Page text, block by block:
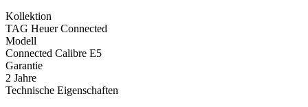
Kollektion
TAG Heuer Connected
Modell
Connected Calibre E5
Garantie
2 Jahre
Technische Eigenschaften